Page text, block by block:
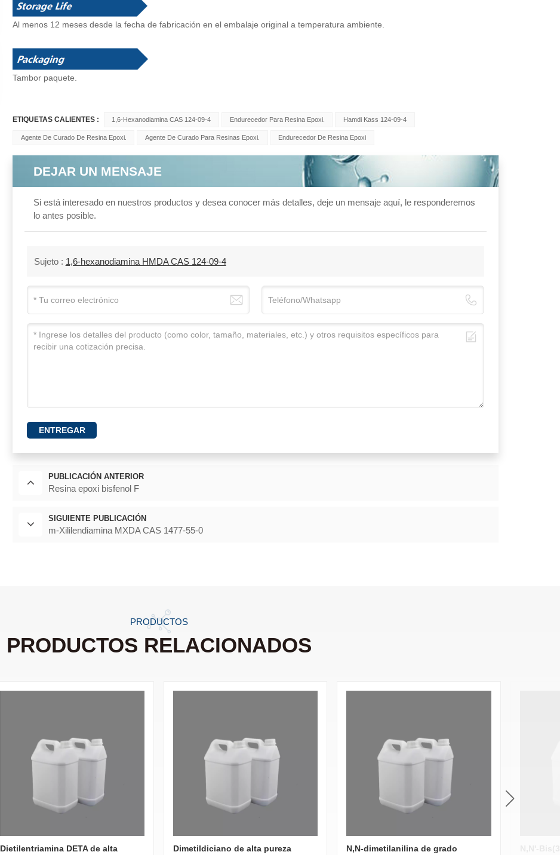
Al menos 12 meses desde la fecha de fabricación en el embalaje original a temperatura ambiente.
Tambor paquete.
ETIQUETAS CALIENTES : 1,6-Hexanodiamina CAS 124-09-4 Endurecedor Para Resina Epoxi. Hamdi Kass 124-09-4
Agente De Curado De Resina Epoxi. Agente De Curado Para Resinas Epoxi. Endurecedor De Resina Epoxi
DEJAR UN MENSAJE
Si está interesado en nuestros productos y desea conocer más detalles, deje un mensaje aquí, le responderemos
lo antes posible.
Sujeto : 1,6-hexanodiamina HMDA CAS 124-09-4
ENTREGAR
PUBLICACIÓN ANTERIOR
Resina epoxi bisfenol F
SIGUIENTE PUBLICACIÓN
m-Xililendiamina MXDA CAS 1477-55-0
PRODUCTOS
PRODUCTOS RELACIONADOS
Dietilentriamina DETA de alta
Dimetildiciano de alta pureza
N,N-dimetilanilina de grado